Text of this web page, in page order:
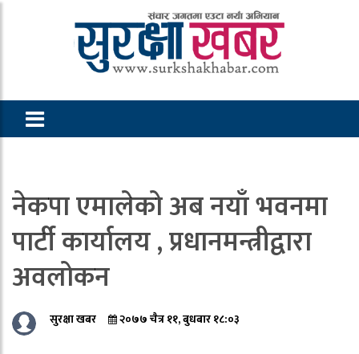
नेकपा एमालेको अब नयाँ भवनमा
पार्टी कार्यालय , प्रधानमन्त्रीद्वारा
अवलोकन
सुरक्षा खबर २०७७ चैत्र ११, बुधबार १८:०३